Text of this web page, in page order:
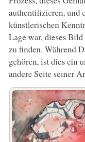
authentifizieren, und
künstlerischen
Lage war, dieses
zu finden. Während
gehören, ist dies ein
andere Seite seiner